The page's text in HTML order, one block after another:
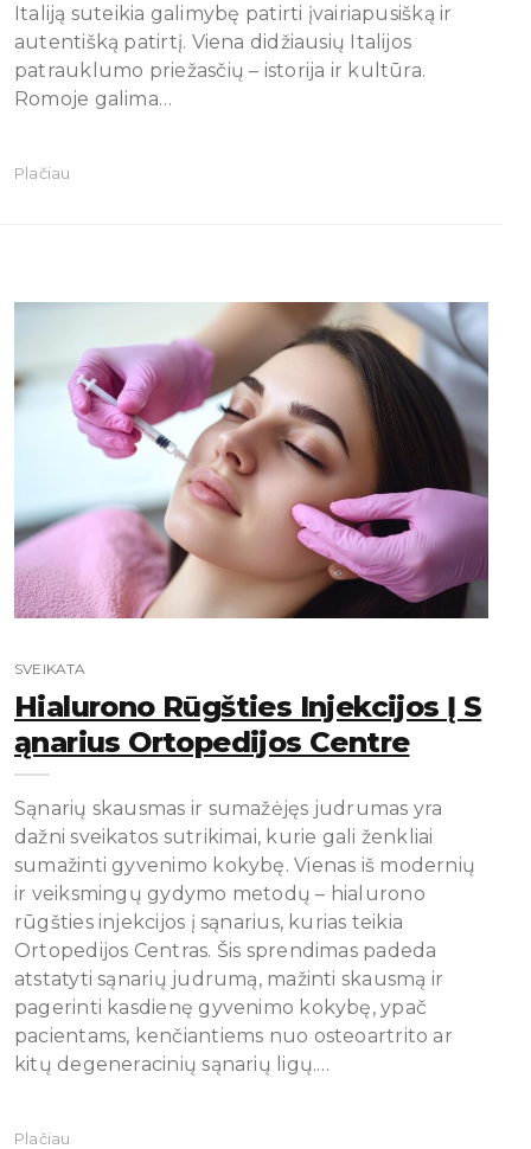
Italiją suteikia galimybę patirti įvairiapusišką ir
autentišką patirtį. Viena didžiausių Italijos
patrauklumo priežasčių – istorija ir kultūra.
Romoje galima…
Plačiau
SVEIKATA
Hialurono Rūgšties Injekcijos Į S
Ąnarius Ortopedijos Centre
Sąnarių skausmas ir sumažėjęs judrumas yra
dažni sveikatos sutrikimai, kurie gali ženkliai
sumažinti gyvenimo kokybę. Vienas iš modernių
ir veiksmingų gydymo metodų – hialurono
rūgšties injekcijos į sąnarius, kurias teikia
Ortopedijos Centras. Šis sprendimas padeda
atstatyti sąnarių judrumą, mažinti skausmą ir
pagerinti kasdienę gyvenimo kokybę, ypač
pacientams, kenčiantiems nuo osteoartrito ar
kitų degeneracinių sąnarių ligų.…
Plačiau